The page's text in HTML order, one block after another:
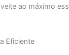
ao máximo
Eficiente